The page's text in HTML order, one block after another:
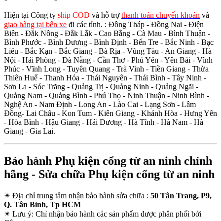
Hiện tại Công ty ship COD và hỗ trợthanh toán chuyển khoản và
giao hàng tại bến xe đi các tỉnh. : Đồng Tháp - Đồng Nai - Điện
Biên - Đắk Nông - Đắk Lắk - Cao Bằng - Cà Mau - Bình Thuận -
Bình Phước - Bình Dương - Bình Định - Bến Tre - Bắc Ninh - Bạc
Liêu - Bắc Kạn - Bắc Giang - Bà Rịa - Vũng Tàu - An Giang - Hà
Nội - Hải Phòng - Đà Nẵng - Cần Thơ - Phú Yên - Yên Bái - Vĩnh
Phúc - Vĩnh Long - Tuyên Quang - Trà Vinh - Tiền Giang - Thừa
Thiên Huế - Thanh Hóa - Thái Nguyên - Thái Bình - Tây Ninh -
Sơn La - Sóc Trăng - Quảng Trị - Quảng Ninh - Quảng Ngãi -
Quảng Nam - Quảng Bình - Phú Thọ - Ninh Thuận - Ninh Bình -
Nghệ An - Nam Định - Long An - Lào Cai - Lạng Sơn - Lâm
Đồng- Lai Châu - Kon Tum - Kiên Giang - Khánh Hòa - Hưng Yên
- Hòa Bình - Hậu Giang - Hải Dương - Hà Tĩnh - Hà Nam - Hà
Giang - Gia Lai.
Bảo hành Phụ kiện cổng từ an ninh chính
hãng - Sửa chữa Phụ kiện cổng từ an ninh
✴ Địa chỉ trung tâm nhận bảo hành sửa chữa : 50 Tân Trang, P9,
Q. Tân Bình, Tp HCM
✴ Lưu ý: Chỉ nhận bảo hành các sản phẩm được phân phối bởi